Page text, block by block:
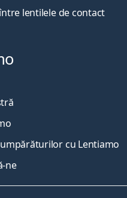
lentilele de contact
cu Lentiamo
ne